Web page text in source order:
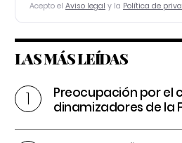
Acepto el Aviso legal y la Política de
LAS MÁS LEÍDAS
Preocupación por el
dinamizadores de la